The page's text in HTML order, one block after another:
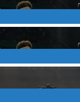
3Posts
8Posts